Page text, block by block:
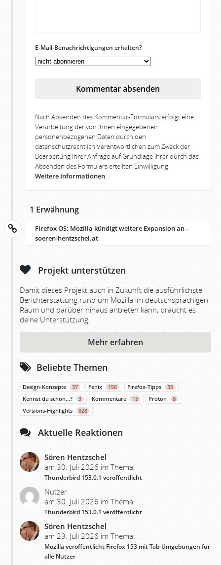
E-Mail-Benachrichtigungen erhalten?
Kommentar absenden
Nach Absenden des Kommentar-Formulars erfolgt eine
Verarbeitung der von Ihnen eingegebenen
personenbezogenen Daten durch den
datenschutzrechtlich Verantwortlichen zum Zweck der
Bearbeitung Ihrer Anfrage auf Grundlage Ihrer durch das
Absenden des Formulars erteilten Einwilligung.
Weitere Informationen
1 Erwähnung
Firefox OS: Mozilla kündigt weitere Expansion an -
soeren-hentzschel.at
Projekt unterstützen
Damit dieses Projekt auch in Zukunft die ausführlichste
Berichterstattung rund um Mozilla im deutschsprachigen
Raum und darüber hinaus anbieten kann, braucht es
deine Unterstützung.
Mehr erfahren
Beliebte Themen
Design-Konzepte 37 Fenix 156 Firefox-Tipps
35
Kennst du schon…?
3 Kommentare 15 Proton
8
Versions-Highlights
828
Aktuelle Reaktionen
Sören Hentzschel
am 30. Juli 2026 im Thema:
Thunderbird 153.0.1 veröffentlicht
Nutzer
am 30. Juli 2026 im Thema:
Thunderbird 153.0.1 veröffentlicht
Sören Hentzschel
am 23. Juli 2026 im Thema:
Mozilla veröffentlicht Firefox 153 mit Tab-Umgebungen für
alle Nutzer